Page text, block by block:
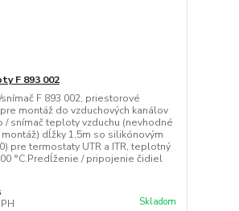
F 893 002
snímač F 893 002, priestorové
pre montáž do vzduchových kanálov
/ snímač teploty vzduchu (nevhodné
dĺžky 1,5m so silikónovým
pre termostaty UTR a ITR, teplotný
°C.Predĺženie / pripojenie čidiel
Skladom